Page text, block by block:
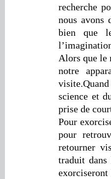
recherche
nous avons
bien que
Alors que le
notre
science et
prise de
Pour
pour
retourner
traduit dans
exorciseront